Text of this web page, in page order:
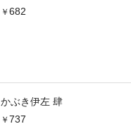
682
かぶき伊左 肆
737